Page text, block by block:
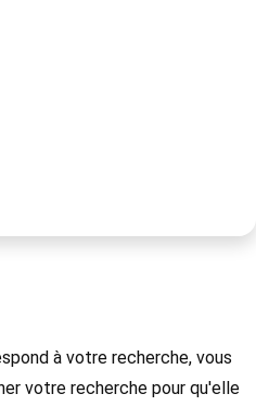
à votre recherche, vous
votre recherche pour qu'elle